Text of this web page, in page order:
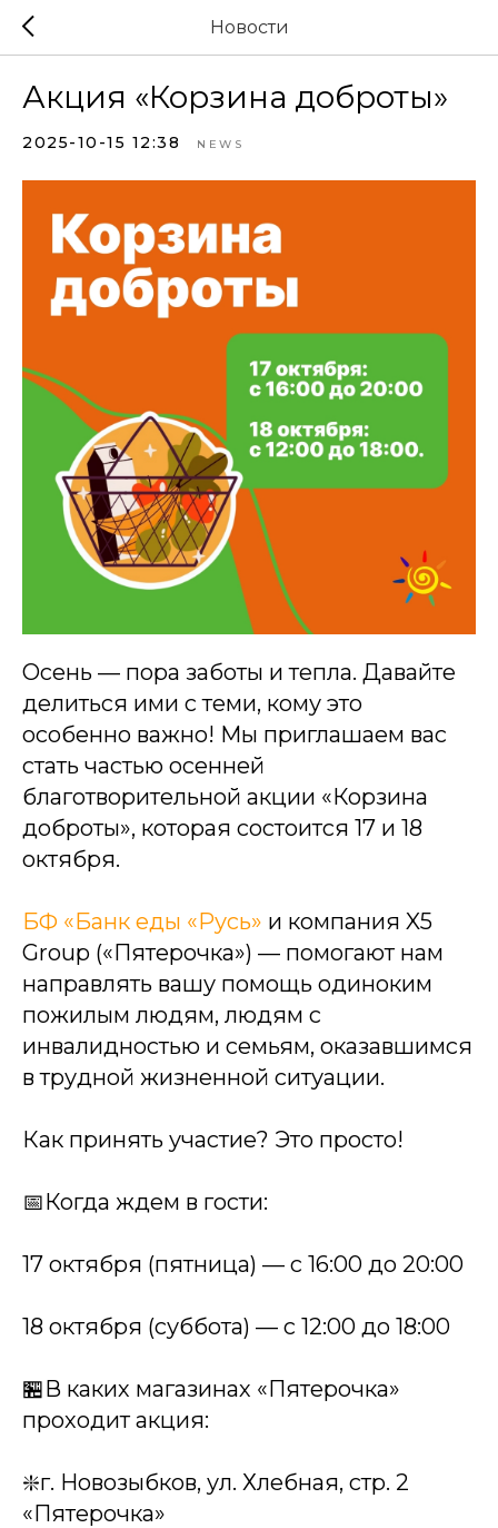
Новости
Акция «Корзина доброты»
2025-10-15 12:38 NEWS
Осень — пора заботы и тепла. Давайте
делиться ими с теми, кому это
особенно важно! Мы приглашаем вас
стать частью осенней
благотворительной акции «Корзина
доброты», которая состоится 17 и 18
октября.
БФ «Банк еды «Русь» и компания X5
Group («Пятерочка») — помогают нам
направлять вашу помощь одиноким
пожилым людям, людям с
инвалидностью и семьям, оказавшимся
в трудной жизненной ситуации.
Как принять участие? Это просто!
📅Когда ждем в гости:
17 октября (пятница) — с 16:00 до 20:00
18 октября (суббота) — с 12:00 до 18:00
🏪В каких магазинах «Пятерочка»
проходит акция:
❇️г. Новозыбков, ул. Хлебная, стр. 2
«Пятерочка»